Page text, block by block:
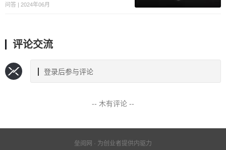
问答 | 2024年06月
评论交流
登录后参与评论
-- 木有评论 --
垒阅网 · 为创业者提供内驱力